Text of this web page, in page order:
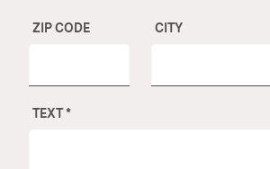
ZIP CODE CITY
TEXT*